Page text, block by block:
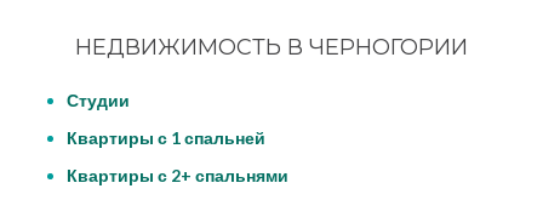
НЕДВИЖИМОСТЬ В ЧЕРНОГОРИИ
Студии
Квартиры с 1 спальней
Квартиры с 2+ спальнями